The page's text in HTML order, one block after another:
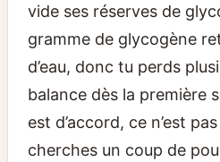
vide ses réserves de
gramme de glycogène
d’eau, donc tu perds
balance dès la première
est d’accord, ce n’est
cherches un coup de